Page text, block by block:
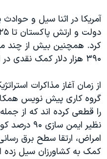
آرشیو پخش زنده
مجموعه مستندهای دادخواهی
تریبونال مردمی آبان ۹۸
دادگاه حمید نوری
قانون شفافیت دارائی کادر
اعتراضات مردمی آبان ۹۸
اسرائیل در جنگ
نرگس محمدی برنده جایزه
آمریکا در اثنا سیل و
کرد. همچنین بیش از چند
۳۹۰ هزار دلار کمک نقدی در اختیار دولت پاکستان قرار داد.
گروه کاری پیش نویس
را قطعی کرده اند که از
نظیر ایمن
امراض، ارتقا سطح برق
کمک به کشاورزان سیل زده